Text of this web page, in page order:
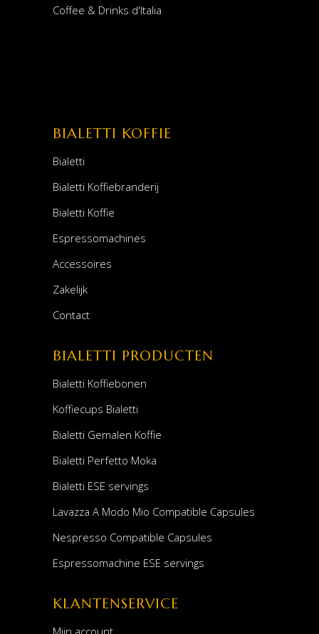
Coffee & Drinks d'Italia
BIALETTI KOFFIE
Bialetti
Bialetti Koffiebranderij
Bialetti Koffie
Espressomachines
Accessoires
Zakelijk
Contact
BIALETTI PRODUCTEN
Bialetti Koffiebonen
Koffiecups Bialetti
Bialetti Gemalen Koffie
Bialetti Perfetto Moka
Bialetti ESE servings
Lavazza A Modo Mio Compatible Capsules
Nespresso Compatible Capsules
Espressomachine ESE servings
KLANTENSERVICE
Mijn account